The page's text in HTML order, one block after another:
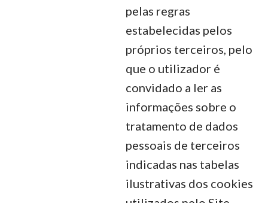
pelas regras
estabelecidas pelos
próprios terceiros, pelo
que o utilizador é
convidado a ler as
informações sobre o
tratamento de dados
pessoais de terceiros
indicadas nas tabelas
ilustrativas dos cookies